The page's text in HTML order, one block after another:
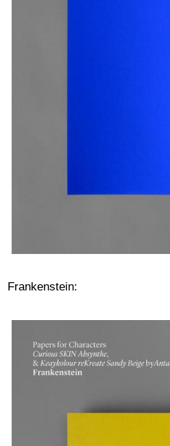
Frankenstein: